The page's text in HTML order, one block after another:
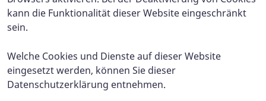
kann die Funktionalität dieser Website eingeschränkt
sein.
Welche Cookies und Dienste auf dieser Website
eingesetzt werden, können Sie dieser
Datenschutzerklärung entnehmen.